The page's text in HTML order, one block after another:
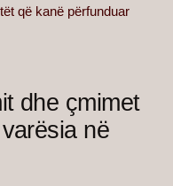
që kanë përfunduar
dhe çmimet
në